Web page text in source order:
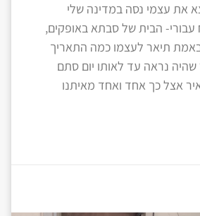
את עצמי נסה במדינה שלי
עבורי- הבית של סבתא באופקים,
תיאר לעצמו כמה התאריך
שהיה נראה עד לאותו יום סתם
אצל כך אחד ואחד מאיתנו